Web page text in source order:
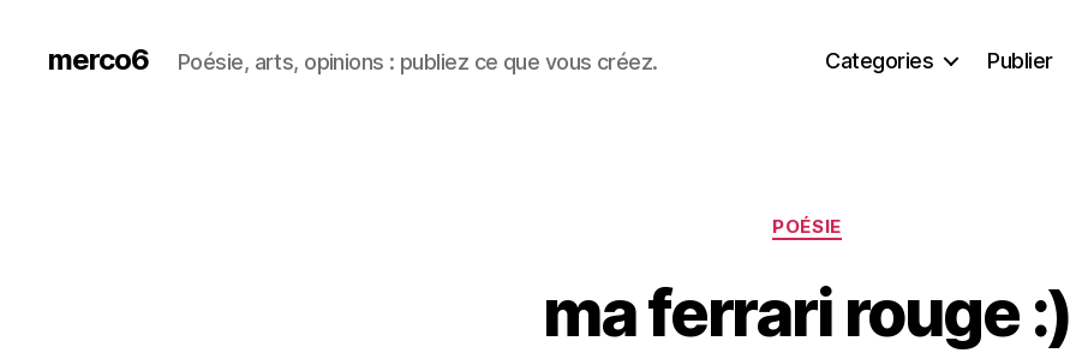
merco6 Poésie, arts, opinions : publiez ce que vous créez. Categories Publier
Categories
POÉSIE
ma ferrari rouge :)